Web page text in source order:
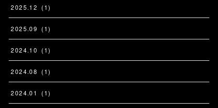
2025.12 (1)
2025.09 (1)
2024.10 (1)
2024.08 (1)
2024.01 (1)